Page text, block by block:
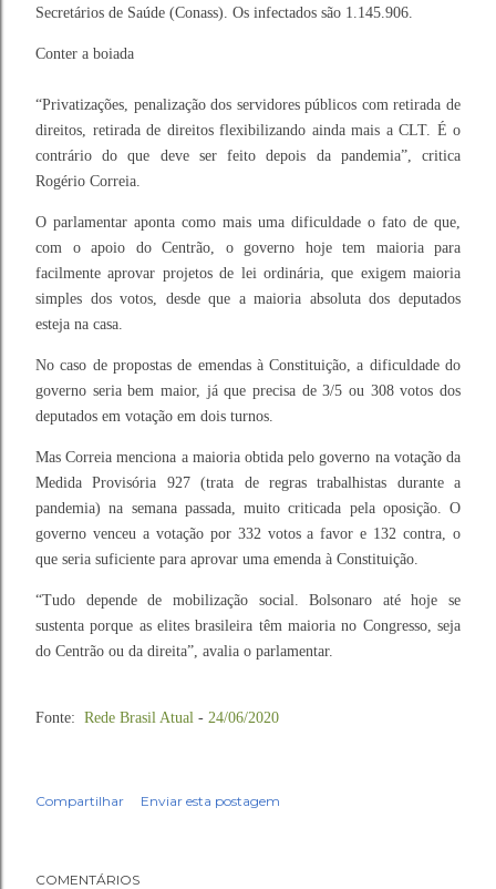
Secretários de Saúde (Conass). Os infectados são 1.145.906.
Conter a boiada
“Privatizações, penalização dos servidores públicos com retirada de
direitos, retirada de direitos flexibilizando ainda mais a CLT. É o
contrário do que deve ser feito depois da pandemia”, critica
Rogério Correia.
O parlamentar aponta como mais uma dificuldade o fato de que,
com o apoio do Centrão, o governo hoje tem maioria para
facilmente aprovar projetos de lei ordinária, que exigem maioria
simples dos votos, desde que a maioria absoluta dos deputados
esteja na casa.
No caso de propostas de emendas à Constituição, a dificuldade do
governo seria bem maior, já que precisa de 3/5 ou 308 votos dos
deputados em votação em dois turnos.
Mas Correia menciona a maioria obtida pelo governo na votação da
Medida Provisória 927 (trata de regras trabalhistas durante a
pandemia) na semana passada, muito criticada pela oposição. O
governo venceu a votação por 332 votos a favor e 132 contra, o
que seria suficiente para aprovar uma emenda à Constituição.
“Tudo depende de mobilização social. Bolsonaro até hoje se
sustenta porque as elites brasileira têm maioria no Congresso, seja
do Centrão ou da direita”, avalia o parlamentar.
Fonte: Rede Brasil Atual - 24/06/2020
Compartilhar Enviar esta postagem
COMENTÁRIOS